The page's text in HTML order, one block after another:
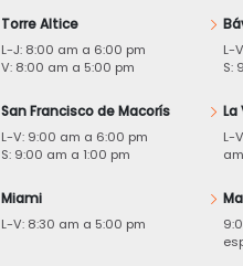
Torre Altice
L-J: 8:00 am a 6:00 pm
V: 8:00 am a 5:00 pm
L-
S:
San Francisco de Macorís
L-V: 9:00 am a 6:00 pm
S: 9:00 am a 1:00 pm
La
L-
Miami
L-V: 8:30 am a 5:00 pm